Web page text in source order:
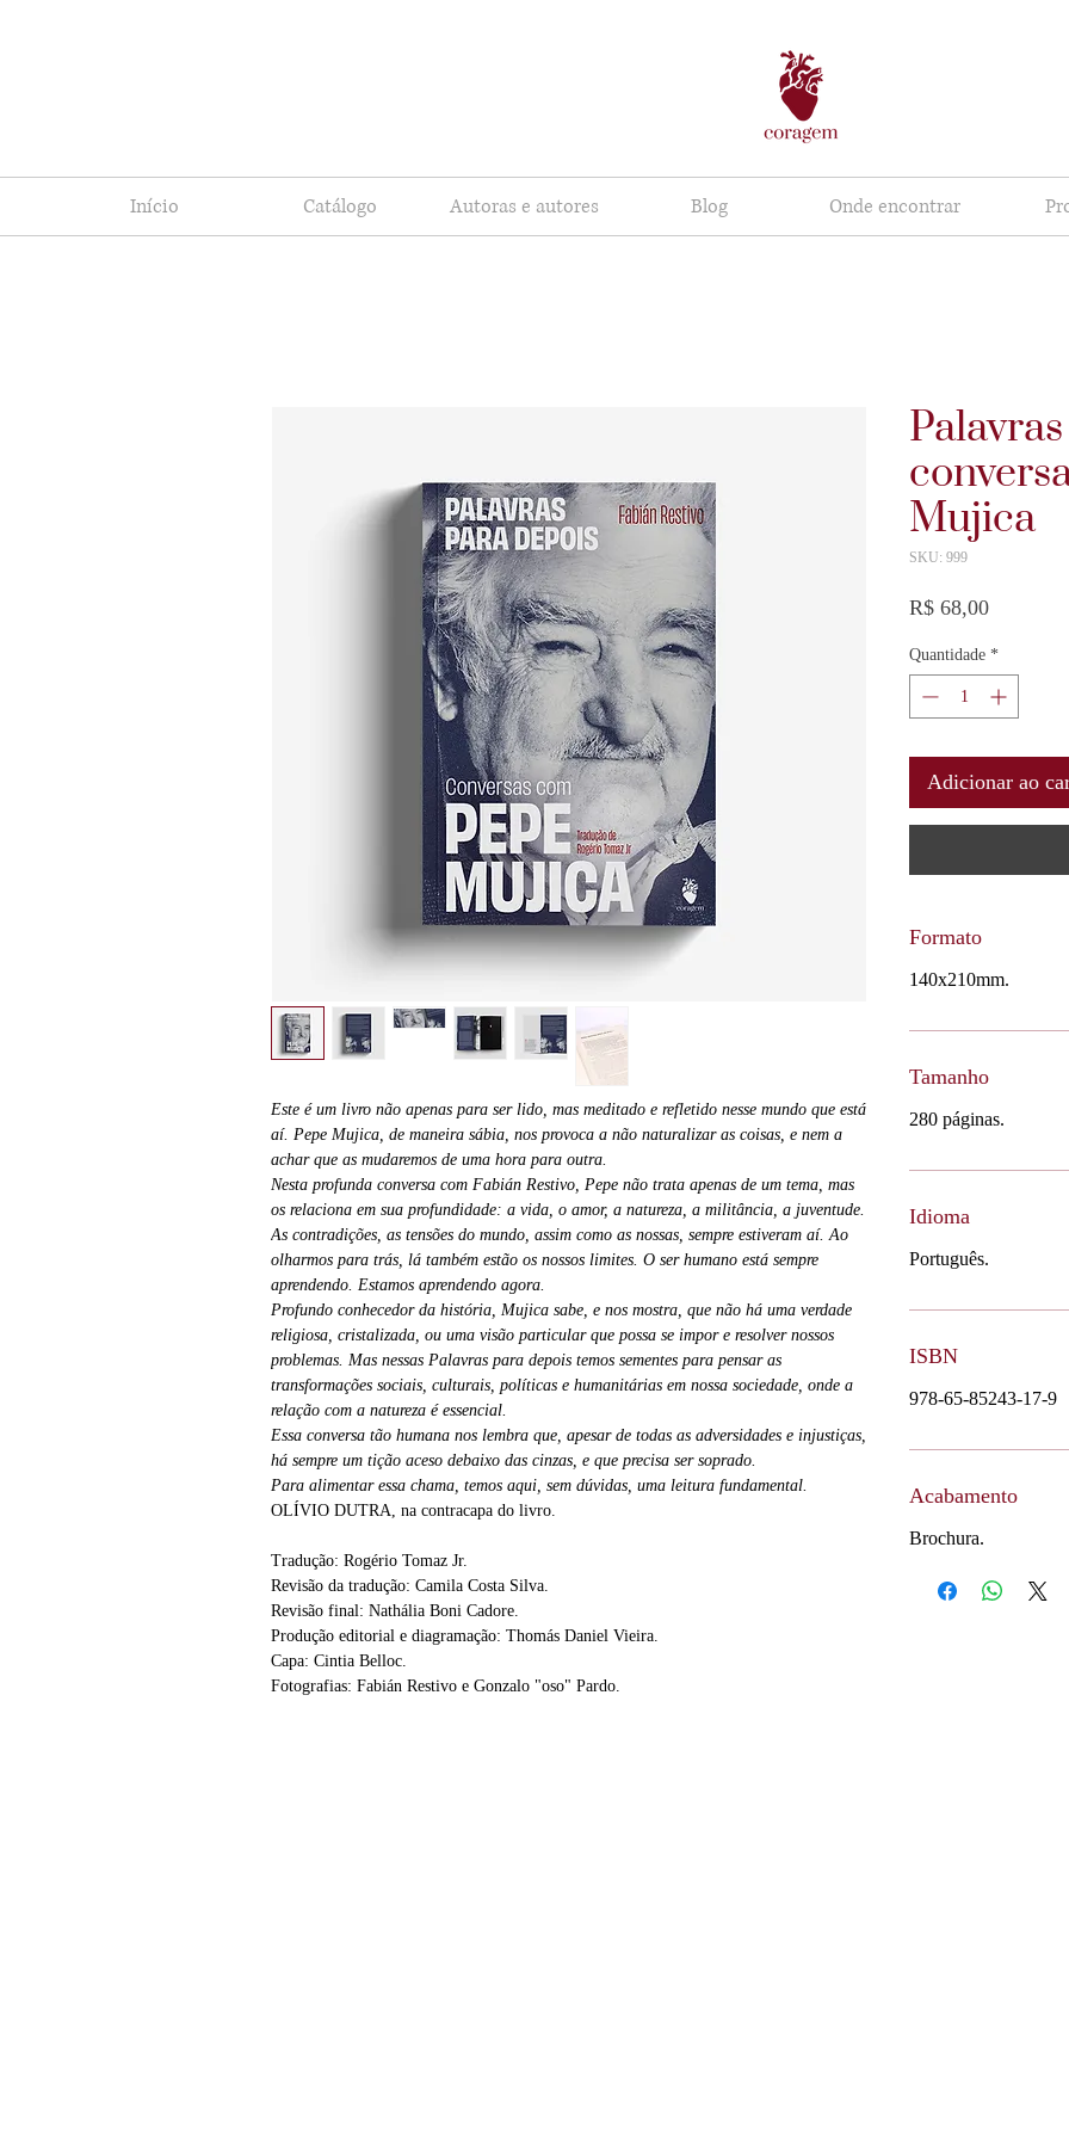
Início Catálogo Autoras e autores Blog Onde encontrar
Este é um livro não apenas para ser lido, mas meditado e refletido nesse mundo que está
aí. Pepe Mujica, de maneira sábia, nos provoca a não naturalizar as coisas, e nem a
achar que as mudaremos de uma hora para outra.
Nesta profunda conversa com Fabián Restivo, Pepe não trata apenas de um tema, mas
os relaciona em sua profundidade: a vida, o amor, a natureza, a militância, a juventude.
As contradições, as tensões do mundo, assim como as nossas, sempre estiveram aí. Ao
olharmos para trás, lá também estão os nossos limites. O ser humano está sempre
aprendendo. Estamos aprendendo agora.
Profundo conhecedor da história, Mujica sabe, e nos mostra, que não há uma verdade
religiosa, cristalizada, ou uma visão particular que possa se impor e resolver nossos
problemas. Mas nessas Palavras para depois temos sementes para pensar as
transformações sociais, culturais, políticas e humanitárias em nossa sociedade, onde a
relação com a natureza é essencial.
Essa conversa tão humana nos lembra que, apesar de todas as adversidades e injustiças,
há sempre um tição aceso debaixo das cinzas, e que precisa ser soprado.
Para alimentar essa chama, temos aqui, sem dúvidas, uma leitura fundamental.
OLÍVIO DUTRA, na contracapa do livro.
Tradução: Rogério Tomaz Jr.
Revisão da tradução: Camila Costa Silva.
Revisão final: Nathália Boni Cadore.
Produção editorial e diagramação: Thomás Daniel Vieira.
Capa: Cintia Belloc.
Fotografias: Fabián Restivo e Gonzalo "oso" Pardo.
Mujica
SKU: 999
R$ 68,00Preço
Quantidade *
Adicionar ao
Formato
140x210mm.
Tamanho
280 páginas.
Idioma
Português.
ISBN
978-65-85243-17-9
Acabamento
Brochura.